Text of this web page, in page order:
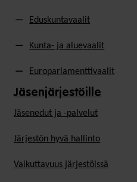
Eduskuntavaalit
Kunta- ja aluevaalit
Europarlamenttivaalit
Jäsenjärjestöille
Jäsen­edut ja -palvelut
Järjestön hyvä hallinto
Vaikuttavuus järjestöissä